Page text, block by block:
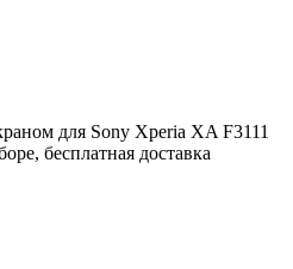
для Sony Xperia XA F3111
бесплатная доставка